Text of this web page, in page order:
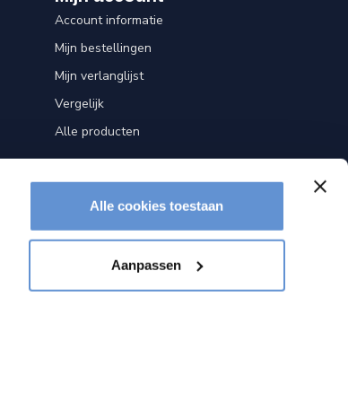
Alle cookies toestaan
Aanpassen
Account informatie
Mijn bestellingen
Mijn verlanglijst
Vergelijk
Alle producten